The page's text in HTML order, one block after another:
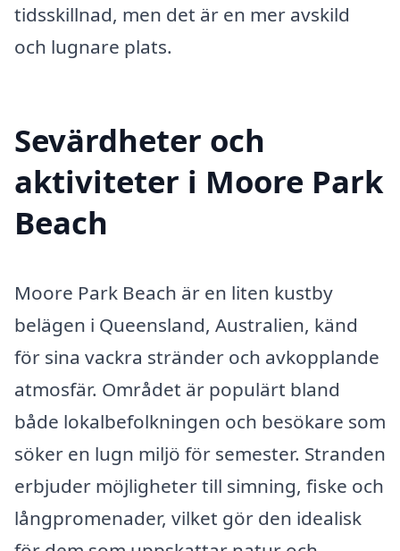
tidsskillnad, men det är en mer avskild
och lugnare plats.
Sevärdheter och
aktiviteter i Moore Park
Beach
Moore Park Beach är en liten kustby
belägen i Queensland, Australien, känd
för sina vackra stränder och avkopplande
atmosfär. Området är populärt bland
både lokalbefolkningen och besökare som
söker en lugn miljö för semester. Stranden
erbjuder möjligheter till simning, fiske och
långpromenader, vilket gör den idealisk